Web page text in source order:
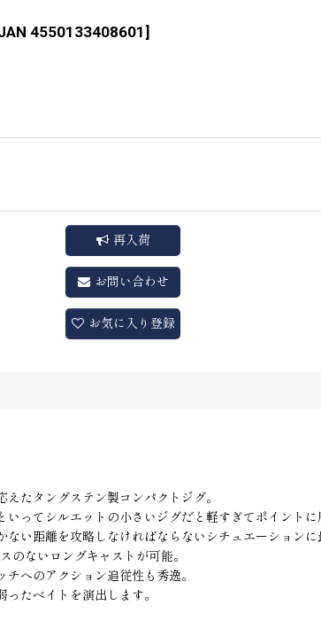
4550133408601]
再入荷
お問い合わせ
お気に入り登録
たタングステン製コンパクトジグ。
ってシルエットの小さいジグだと軽すぎてポイントに
い距離を攻略しなければならないシチュエーションに
のないロングキャストが可能。
へのアクション追従性も秀逸。
たベイトを演出します。